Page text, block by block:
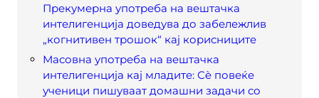
Прекумерна употреба на вештачка
интелигенција доведува до забележлив
„когнитивен трошок“ кај корисниците
Масовна употреба на вештачка
интелигенција кај младите: Сè повеќе
ученици пишуваат домашни задачи со